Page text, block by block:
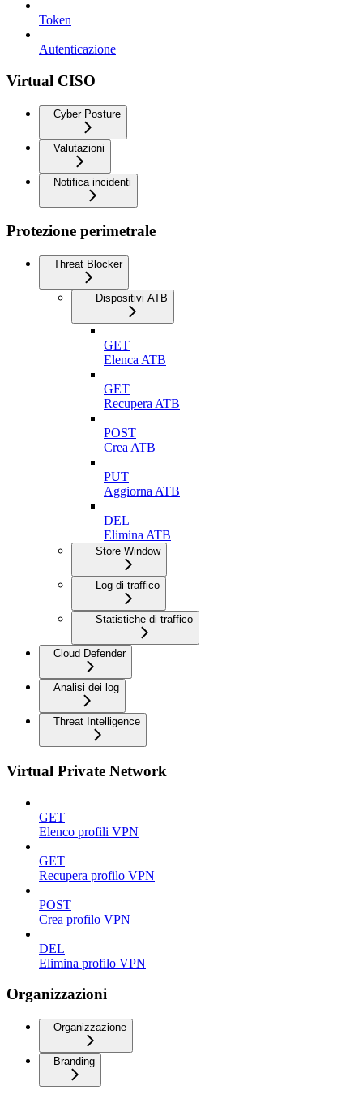
Token
Autenticazione
Virtual CISO
Cyber Posture
Valutazioni
Notifica incidenti
Protezione perimetrale
Threat Blocker
Dispositivi ATB
GET
Elenca ATB
GET
Recupera ATB
POST
Crea ATB
PUT
Aggiorna ATB
DEL
Elimina ATB
Store Window
Log di traffico
Statistiche di traffico
Cloud Defender
Analisi dei log
Threat Intelligence
Virtual Private Network
GET
Elenco profili VPN
GET
Recupera profilo VPN
POST
Crea profilo VPN
DEL
Elimina profilo VPN
Organizzazioni
Organizzazione
Branding